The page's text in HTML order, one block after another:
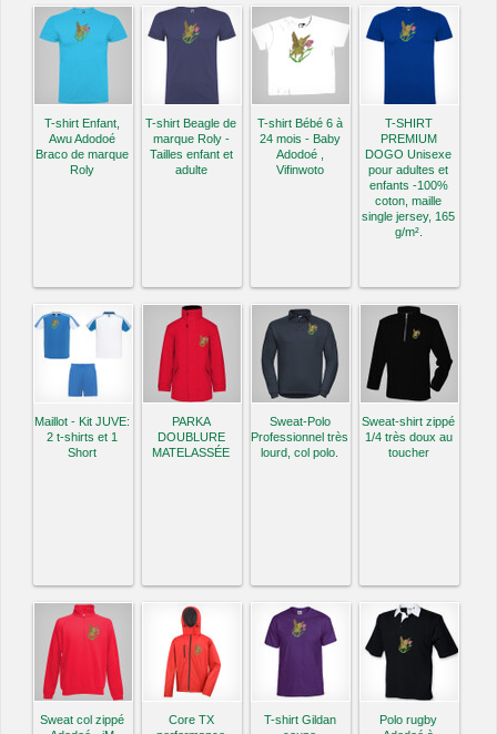
T-shirt Enfant,
Awu Adodoé
Braco de marque
Roly
T-shirt Beagle de
marque Roly -
Tailles enfant et
adulte
T-shirt Bébé 6 à
24 mois - Baby
Adodoé ,
Vifinwoto
T-SHIRT
PREMIUM
DOGO Unisexe
pour adultes et
enfants -100%
coton, maille
single jersey, 165
g/m².
Maillot - Kit JUVE:
2 t-shirts et 1
Short
PARKA
DOUBLURE
MATELASSÉE
Sweat-Polo
Professionnel très
lourd, col polo.
Sweat-shirt zippé
1/4 très doux au
toucher
Sweat col zippé
Core TX
T-shirt Gildan
Polo rugby